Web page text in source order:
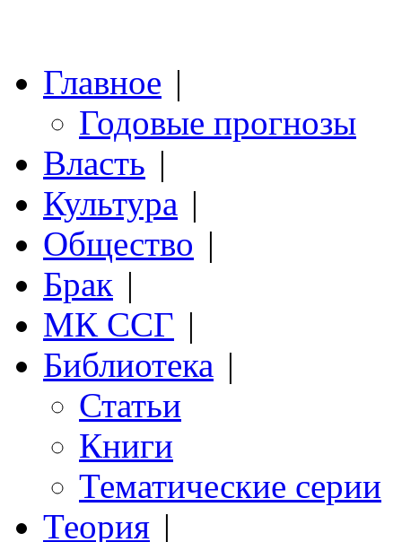
Главное |
Годовые прогнозы
Власть |
Культура |
Общество |
Брак |
МК ССГ |
Библиотека |
Статьи
Книги
Тематические серии
Теория |